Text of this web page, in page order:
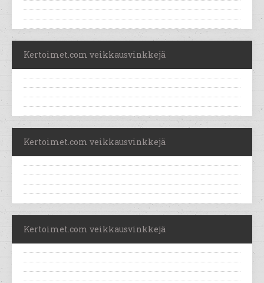
Kertoimet.com veikkausvinkkejä
Kertoimet.com veikkausvinkkejä
Kertoimet.com veikkausvinkkejä